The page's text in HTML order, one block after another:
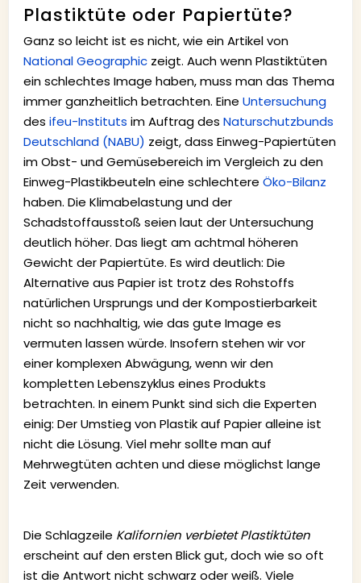
Plastiktüte oder Papiertüte?
Ganz so leicht ist es nicht, wie ein Artikel von
National Geographiczeigt. Auch wenn Plastiktüten
ein schlechtes Image haben, muss man das Thema
immer ganzheitlich betrachten. Eine Untersuchung
des ifeu-Instituts im Auftrag des Naturschutzbunds
Deutschland (NABU) zeigt, dass Einweg-Papiertüten
im Obst- und Gemüsebereich im Vergleich zu den
Einweg-Plastikbeuteln eine schlechtere Öko-Bilanz
haben. Die Klimabelastung und der
Schadstoffausstoß seien laut der Untersuchung
deutlich höher. Das liegt am achtmal höheren
Gewicht der Papiertüte. Es wird deutlich: Die
Alternative aus Papier ist trotz des Rohstoffs
natürlichen Ursprungs und der Kompostierbarkeit
nicht so nachhaltig, wie das gute Image es
vermuten lassen würde. Insofern stehen wir vor
einer komplexen Abwägung, wenn wir den
kompletten Lebenszyklus eines Produkts
betrachten. In einem Punkt sind sich die Experten
einig: Der Umstieg von Plastik auf Papier alleine ist
nicht die Lösung. Viel mehr sollte man auf
Mehrwegtüten achten und diese möglichst lange
Zeit verwenden.
Die Schlagzeile Kalifornien verbietet Plastiktüten
erscheint auf den ersten Blick gut, doch wie so oft
ist die Antwort nicht schwarz oder weiß. Viele